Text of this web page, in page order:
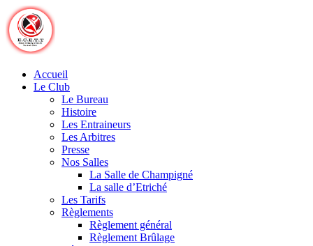
Skip
to
content
Accueil
Le Club
Le Bureau
Histoire
Les Entraineurs
Les Arbitres
Presse
Nos Salles
La Salle de Champigné
La salle d’Etriché
Les Tarifs
Règlements
Règlement général
Règlement Brûlage